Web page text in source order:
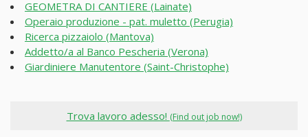
GEOMETRA DI CANTIERE (Lainate)
Operaio produzione - pat. muletto (Perugia)
Ricerca pizzaiolo (Mantova)
Addetto/a al Banco Pescheria (Verona)
Giardiniere Manutentore (Saint-Christophe)
Trova lavoro adesso! (Find out job now!)